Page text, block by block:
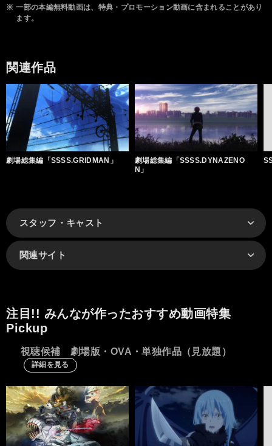
※ 一部の本編無料動画は、特典・プロモーション動画に含まれることがあり
ます。
関連作品
劇場総集編「SSSS.GRIDMAN」
劇場総集編「SSSS.DYNAZENO
N」
スタッフ・キャスト
関連サイト
注目!! みんなが作ったおすすめ動画特集
Pickup
視聴候補 劇場版・OVA・単独作品（見放題）
詳細を見る